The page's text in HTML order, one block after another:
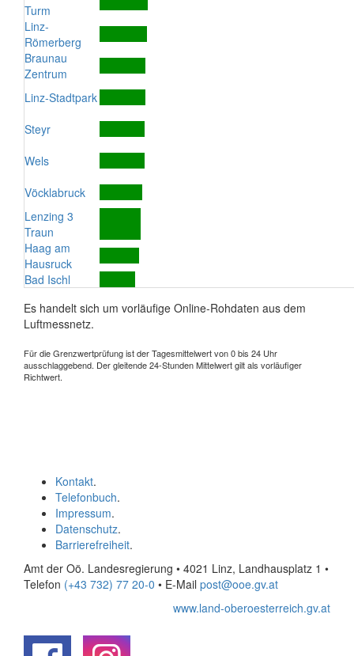
Turm
Linz-
Römerberg
Braunau
Zentrum
Linz-Stadtpark
Steyr
Wels
Vöcklabruck
Lenzing 3
Traun
Haag am
Hausruck
Bad Ischl
Es handelt sich um vorläufige Online-Rohdaten aus dem
Luftmessnetz.
Für die Grenzwertprüfung ist der Tagesmittelwert von 0 bis 24 Uhr
ausschlaggebend. Der gleitende 24-Stunden Mittelwert gilt als vorläufiger
Richtwert.
Kontakt.
Telefonbuch.
Impressum.
Datenschutz.
Barrierefreiheit.
Amt der Oö. Landesregierung • 4021 Linz, Landhausplatz 1 •
Telefon (+43 732) 77 20-0 • E-Mail post@ooe.gv.at
www.land-oberoesterreich.gv.at